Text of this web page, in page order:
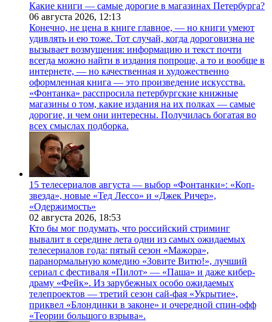
Какие книги — самые дорогие в магазинах Петербурга?
06 августа 2026, 12:13
Конечно, не цена в книге главное, — но книги умеют
удивлять и ею тоже. Тот случай, когда дороговизна не
вызывает возмущения: информацию и текст почти
всегда можно найти в издания попроще, а то и вообще в
интернете, — но качественная и художественно
оформленная книга — это произведение искусства.
«Фонтанка» расспросила петербургские книжные
магазины о том, какие издания на их полках — самые
дорогие, и чем они интересны. Получилась богатая во
всех смыслах подборка.
15 телесериалов августа — выбор «Фонтанки»: «Коп-
звезда», новые «Тед Лессо» и «Джек Ричер»,
«Одержимость»
02 августа 2026, 18:53
Кто бы мог подумать, что российский стриминг
вывалит в середине лета одни из самых ожидаемых
телесериалов года: пятый сезон «Мажора»,
паранормальную комедию «Зовите Витю!», лучший
сериал с фестиваля «Пилот» — «Паша» и даже кибер-
драму «Фейк». Из зарубежных особо ожидаемых
телепроектов — третий сезон сай-фая «Укрытие»,
приквел «Блондинки в законе» и очередной спин-офф
«Теории большого взрыва».